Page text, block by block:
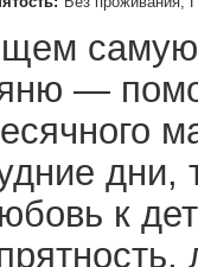
самую
—
дни,
к